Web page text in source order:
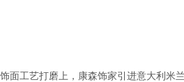
面工艺打磨上，康森饰家引进意大利米